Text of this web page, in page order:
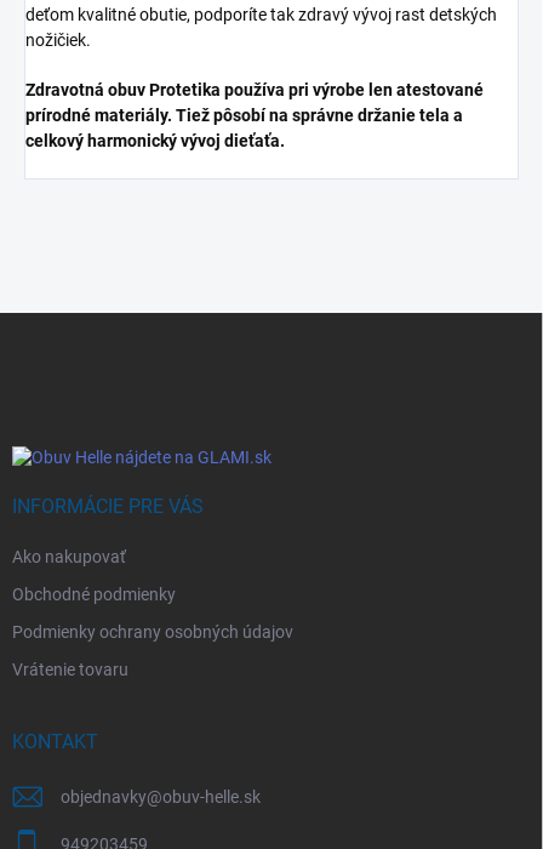
deťom kvalitné obutie, podporíte tak zdravý vývoj rast detských
nožičiek.
Zdravotná obuv Protetika používa pri výrobe len atestované
prírodné materiály. Tiež pôsobí na správne držanie tela a
celkový harmonický vývoj dieťaťa.
INFORMÁCIE PRE VÁS
Ako nakupovať
Obchodné podmienky
Podmienky ochrany osobných údajov
Vrátenie tovaru
KONTAKT
objednavky@obuv-helle.sk
949203459